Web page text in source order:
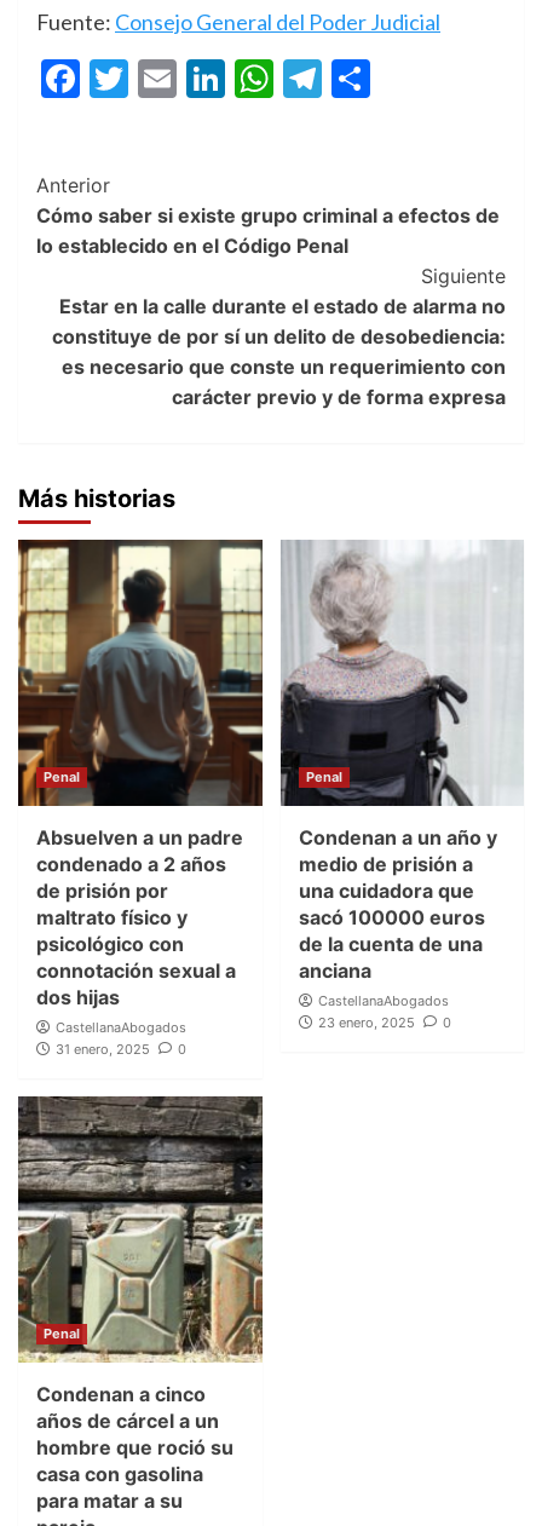
Fuente: Consejo General del Poder Judicial
Facebook
Twitter
EmailLinkedIn
WhatsApp
Telegram
Post
Navigation
Anterior
Cómo saber si existe grupo criminal a efectos de
lo establecido en el Código Penal
Siguiente
Estar en la calle durante el estado de alarma no
constituye de por sí un delito de desobediencia:
es necesario que conste un requerimiento con
carácter previo y de forma expresa
Más historias
Penal
Absuelven a un padre
condenado a 2 años
de prisión por
maltrato físico y
psicológico con
connotación sexual a
dos hijas
CastellanaAbogados
31 enero, 2025
0
Penal
Condenan a un año y
medio de prisión a
una cuidadora que
sacó 100000 euros
de la cuenta de una
anciana
CastellanaAbogados
23 enero, 2025
0
Penal
Condenan a cinco
años de cárcel a un
hombre que roció su
casa con gasolina
para matar a su